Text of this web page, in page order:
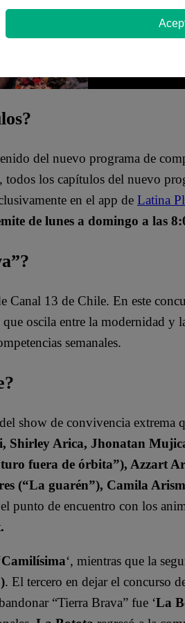
del nuevo programa de
los capítulos del nuevo
en el app de Latina
de lunes a domingo a las
Canal 13 de Chile. En este
oscila entre la modernidad y
semanales.
show de convivencia extrema
Shirley Arica, Jhonatan
fuera de órbita”), Azzart
(“La guarén”), Camila
punto de encuentro con los
Camilísima‘, mientras que la
. El tercero en dejar el concurso
“Tierra Brava” fue ‘La